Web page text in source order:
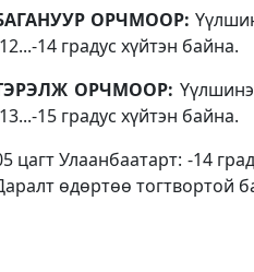
ОРЧМООР:
14 градус хүйтэн байна.
ОРЧМООР:
15 градус хүйтэн байна.
цагт Улаанбаатарт: -14
өдөртөө тогтвортой